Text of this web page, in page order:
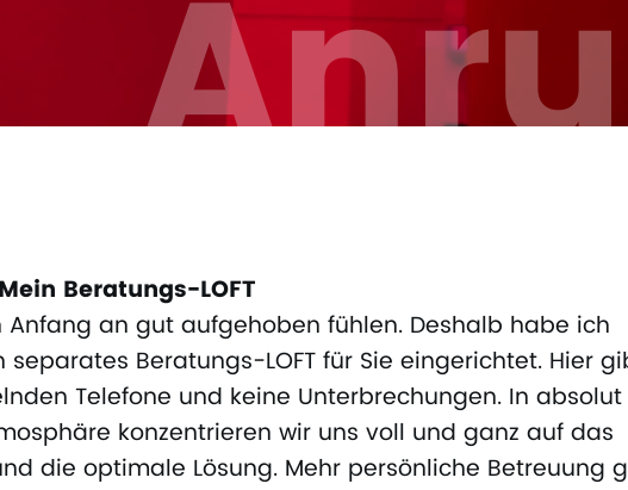
Beratungs-LOFT
Anfang an gut aufgehoben fühlen. Deshalb habe ich
Beratungs-LOFT für Sie eingerichtet. Hier
Telefone und keine Unterbrechungen. In absolut
konzentrieren wir uns voll und ganz auf das
die optimale Lösung. Mehr persönliche Betreuung